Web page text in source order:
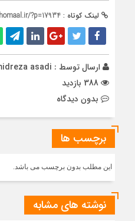
لینک کوتاه : ?p=17934
ارسال توسط : asadi
بدون دیدگاه
برچسب ها
این مطلب بدون برچسب می باشد.
نوشته های مشابه